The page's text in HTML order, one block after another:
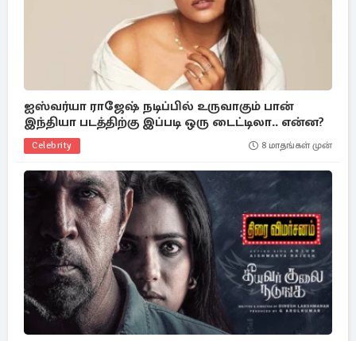
ஐஸ்வர்யா ராஜேஷ் நடிப்பில் உருவாகும் பான்
இந்தியா படத்திற்கு இப்படி ஒரு டைட்டிலா.. என்ன?
Celebrity 8 மாதங்கள் முன்